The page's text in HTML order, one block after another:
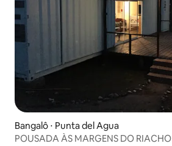
Bangalô ⋅ Punta del Agua
POUSADA ÀS MARGENS DO RIACHO